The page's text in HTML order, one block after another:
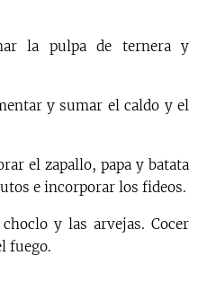
la pulpa de ternera y
y sumar el caldo y el
el zapallo, papa y batata
e incorporar los fideos.
y las arvejas. Cocer
fuego.